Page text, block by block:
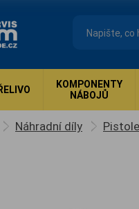
KOMPONENTY
NÁBOJŮ
Náhradní díly Pistole